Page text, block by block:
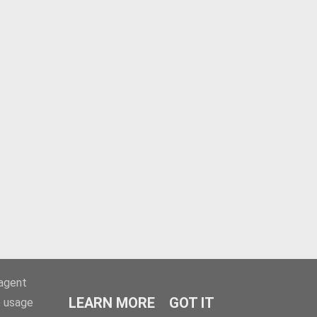
LEARN MORE GOT IT